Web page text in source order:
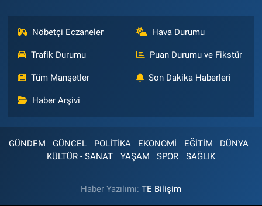
Nöbetçi Eczaneler Hava Durumu
Trafik Durumu Puan Durumu ve Fikstür
Tüm Manşetler Son Dakika Haberleri
Haber Arşivi
GÜNDEM GÜNCEL POLİTİKA EKONOMİ EĞİTİM
DÜNYA
KÜLTÜR - SANAT
YAŞAM SPOR SAĞLIK
Haber Yazılımı: TE Bilişim